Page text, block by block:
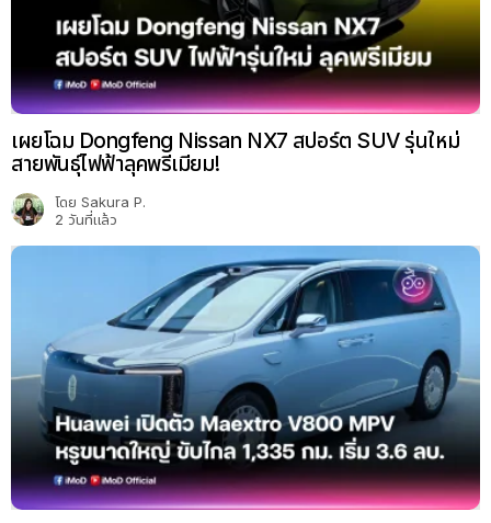
เผยโฉม Dongfeng Nissan NX7 สปอร์ต SUV รุ่นใหม่
สายพันธุ์ไฟฟ้าลุคพรีเมียม!
โดย Sakura P.
2 วันที่แล้ว